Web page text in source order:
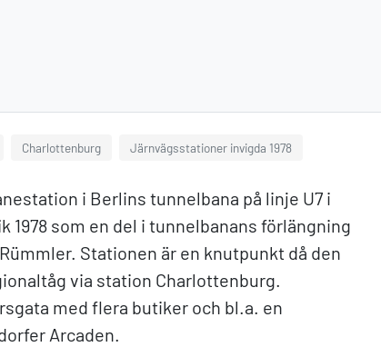
Charlottenburg Järnvägsstationer invigda 1978
i Berlins tunnelbana på linje U7 i
1978 som en del i tunnelbanans förlängning
Stationen är en knutpunkt då den
via station Charlottenburg.
med flera butiker och bl.a. en
Arcaden.